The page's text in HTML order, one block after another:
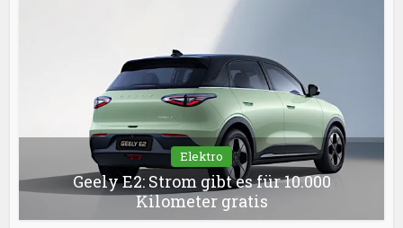
Elektro
Geely E2: Strom gibt es für 10.000
Kilometer gratis